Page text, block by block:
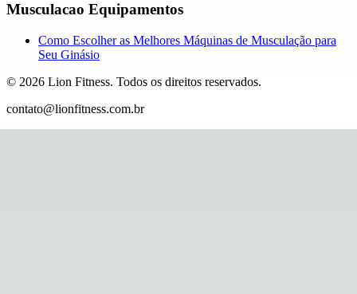
Musculacao Equipamentos
Como Escolher as Melhores Máquinas de Musculação para
Seu Ginásio
© 2026 Lion Fitness. Todos os direitos reservados.
contato@lionfitness.com.br